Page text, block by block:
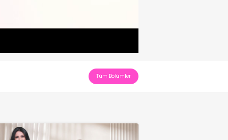
Tüm Bölümler